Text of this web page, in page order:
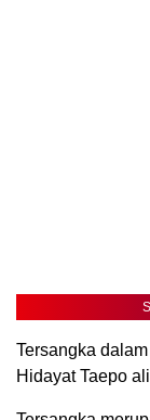
Tersangka
Hidayat Taepo